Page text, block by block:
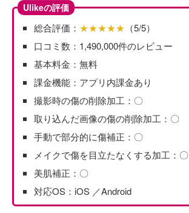
Ulikeの評価
総合評価： ★★★★★ （5/5）
口コミ数：1,490,000件のレビュー
基本料金：無料
課金機能：アプリ内課金あり
撮影時の傷の削除加工：〇
取り込んだ画像の傷の削除加工：〇
手動で部分的に傷補正：〇
メイクで傷を目立たなくする加工：〇
美肌補正：〇
対応OS：iOS ／Android